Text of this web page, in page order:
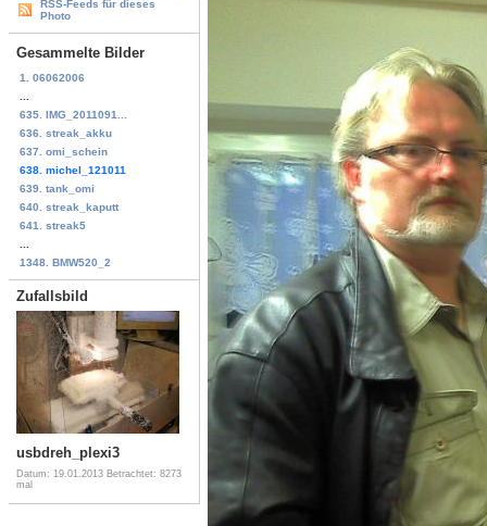
RSS-Feeds für dieses
Photo
Gesammelte Bilder
1. 06062006
635. IMG_2011091...
636. streak_akku
637. omi_schein
638. michel_121011
639. tank_omi
640. streak_kaputt
641. streak5
1348. BMW520_2
Zufallsbild
usbdreh_plexi3
Datum: 19.01.2013 Betrachtet: 8273
mal